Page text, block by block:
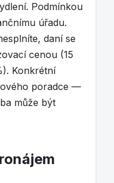
Podmínkou
úřadu.
daní se
cenou (15
Konkrétní
poradce —
může být